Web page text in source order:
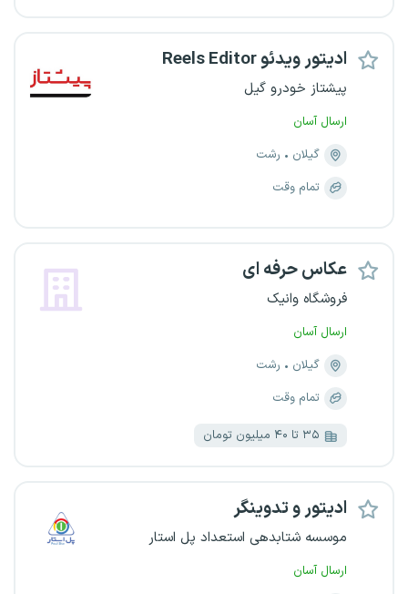
ادیتور ویدئو Reels Editor
پیشتاز خودرو گیل
ارسال آسان
گیلان
رشت
تمام وقت
عکاس حرفه ای
فروشگاه وانیک
ارسال آسان
گیلان
رشت
تمام وقت
۳۵ تا ۴۰ میلیون تومان
ادیتور و تدوینگر
موسسه شتابدهی استعداد پل استار
ارسال آسان